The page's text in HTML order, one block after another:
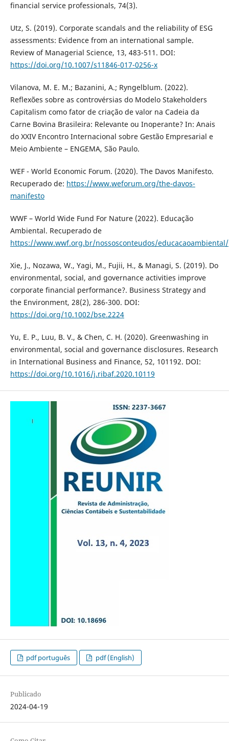
financial service professionals, 74(3).
Utz, S. (2019). Corporate scandals and the reliability of ESG
assessments: Evidence from an international sample.
Review of Managerial Science, 13, 483-511. DOI:
https://doi.org/10.1007/s11846-017-0256-x
Vilanova, M. E. M.; Bazanini, A.; Ryngelblum. (2022).
Reflexões sobre as controvérsias do Modelo Stakeholders
Capitalism como fator de criação de valor na Cadeia da
Carne Bovina Brasileira: Relevante ou Inoperante? In: Anais
do XXIV Encontro Internacional sobre Gestão Empresarial e
Meio Ambiente – ENGEMA, São Paulo.
WEF - World Economic Forum. (2020). The Davos Manifesto.
Recuperado de: https://www.weforum.org/the-davos-
manifesto
WWF – World Wide Fund For Nature (2022). Educação
Ambiental. Recuperado de
https://www.wwf.org.br/nossosconteudos/educacaoambiental/
Xie, J., Nozawa, W., Yagi, M., Fujii, H., & Managi, S. (2019). Do
environmental, social, and governance activities improve
corporate financial performance?. Business Strategy and
the Environment, 28(2), 286-300. DOI:
https://doi.org/10.1002/bse.2224
Yu, E. P., Luu, B. V., & Chen, C. H. (2020). Greenwashing in
environmental, social and governance disclosures. Research
in International Business and Finance, 52, 101192. DOI:
https://doi.org/10.1016/j.ribaf.2020.10119
pdf português pdf (English)
Publicado
2024-04-19